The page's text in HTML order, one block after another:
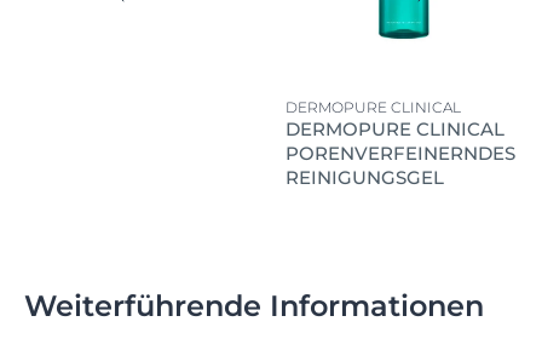
DERMOPURE CLINICAL
DERMOPURE CLINICAL
PORENVERFEINERNDES
REINIGUNGSGEL
Weiterführende Informationen